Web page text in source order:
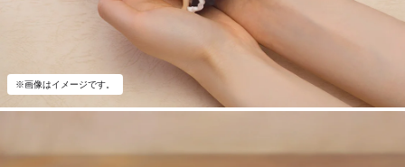
※画像はイメージです。